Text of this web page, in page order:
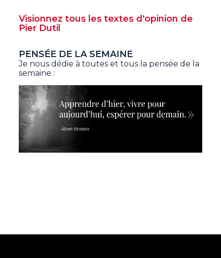
Visionnez tous les textes d'opinion de
Pier Dutil
PENSÉE DE LA SEMAINE
Je nous dédie à toutes et tous la pensée de la
semaine :